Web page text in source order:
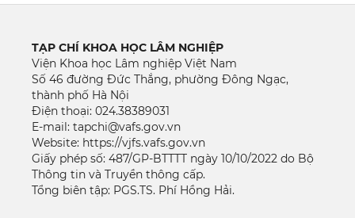
TẠP CHÍ KHOA HỌC LÂM NGHIỆP
Viện Khoa học Lâm nghiệp Việt Nam
Số 46 đường Đức Thắng, phường Đông Ngạc,
thành phố Hà Nội
Điện thoại: 024.38389031
E-mail: tapchi@vafs.gov.vn
Website: https://vjfs.vafs.gov.vn
Giấy phép số: 487/GP-BTTTT ngày 10/10/2022 do Bộ
Thông tin và Truyền thông cấp.
Tổng biên tập: PGS.TS. Phí Hồng Hải.